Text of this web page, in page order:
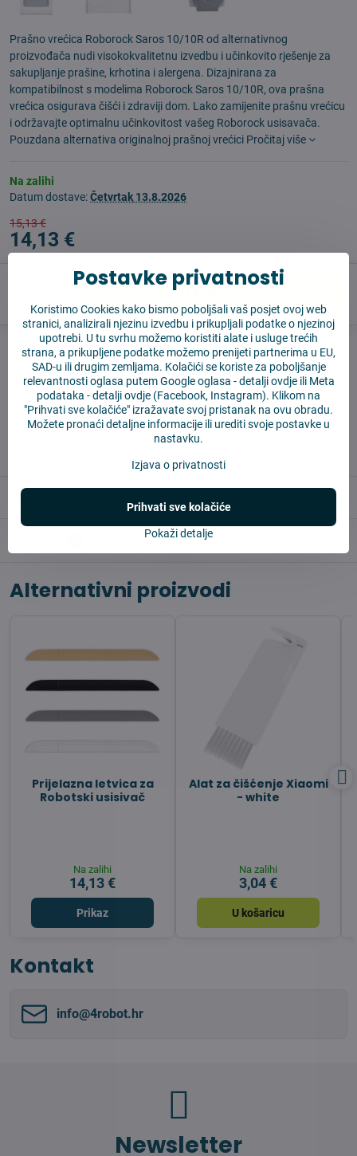
Prašno vrećica Roborock Saros 10/10R od alternativnog
proizvođača nudi visokokvalitetnu izvedbu i učinkovito rješenje za
sakupljanje prašine, krhotina i alergena. Dizajnirana za
kompatibilnost s modelima Roborock Saros 10/10R, ova prašna
vrećica osigurava čišći i zdraviji dom. Lako zamijenite prašnu vrećicu
i održavajte optimalnu učinkovitost vašeg Roborock usisavača.
Pouzdana alternativa originalnoj prašnoj vrećici Pročitaj više
Na zalihi
Datum dostave:Četvrtak 13.8.2026
15,13 €
14,13 €
Pas čuvar Shippings
Proizvođač:4Robot
✅ Spremno za slanje odmah
✅ BESPLATNA dostava iznad 55 EUR
Opis
Alternativni proizvodi
Prijelazna letvica za
Robotski usisivač
Na zalihi
14,13 €
Prikaz
Alat za čišćenje Xiaomi
- white
Na zalihi
3,04 €
U košaricu
Kontakt
info​@4robot​.hr
Newsletter
Postavke privatnosti
Koristimo Cookies kako bismo poboljšali vaš posjet ovoj web
stranici, analizirali njezinu izvedbu i prikupljali podatke o njezinoj
upotrebi. U tu svrhu možemo koristiti alate i usluge trećih
strana, a prikupljene podatke možemo prenijeti partnerima u EU,
SAD-u ili drugim zemljama. Kolačići se koriste za poboljšanje
relevantnosti oglasa putem Google oglasa -detalji ovdjeili Meta
podataka -detalji ovdje (Facebook, Instagram). Klikom na
"Prihvati sve kolačiće" izražavate svoj pristanak na ovu obradu.
Možete pronaći detaljne informacije ili urediti svoje postavke u
nastavku.
Izjava o privatnosti
Pokaži detalje
Prihvati sve kolačiće